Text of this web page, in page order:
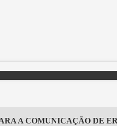
A COMUNICAÇÃO DE